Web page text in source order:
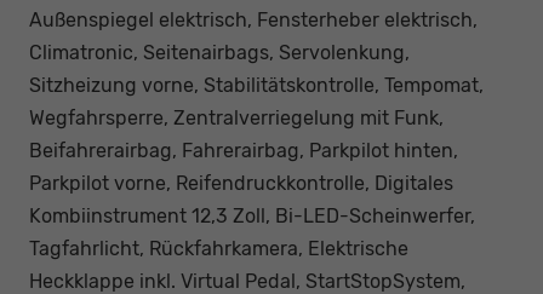
Außenspiegel elektrisch, Fensterheber elektrisch,
Climatronic, Seitenairbags, Servolenkung,
Sitzheizung vorne, Stabilitätskontrolle, Tempomat,
Wegfahrsperre, Zentralverriegelung mit Funk,
Beifahrerairbag, Fahrerairbag, Parkpilot hinten,
Parkpilot vorne, Reifendruckkontrolle, Digitales
Kombiinstrument 12,3 Zoll, Bi-LED-Scheinwerfer,
Tagfahrlicht, Rückfahrkamera, Elektrische
Heckklappe inkl. Virtual Pedal, StartStopSystem,